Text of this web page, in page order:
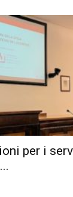
per i